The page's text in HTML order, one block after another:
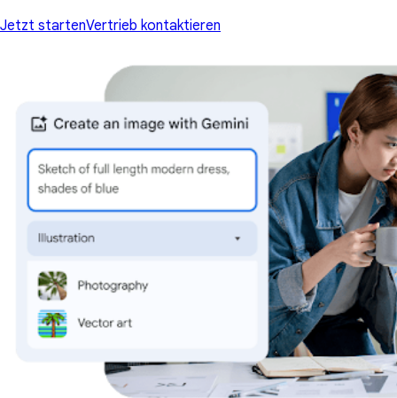
Jetzt startenVertrieb kontaktieren